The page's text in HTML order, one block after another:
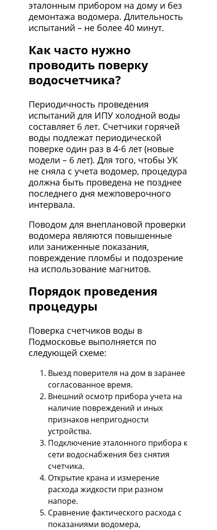
эталонным прибором на дому и без
демонтажа водомера. Длительность
испытаний – не более 40 минут.
Как часто нужно
проводить поверку
водосчетчика?
Периодичность проведения
испытаний для ИПУ холодной воды
составляет 6 лет. Счетчики горячей
воды подлежат периодической
поверке один раз в 4-6 лет (новые
модели – 6 лет). Для того, чтобы УК
не сняла с учета водомер, процедура
должна быть проведена не позднее
последнего дня межповерочного
интервала.
Поводом для внеплановой проверки
водомера являются повышенные
или заниженные показания,
повреждение пломбы и подозрение
на использование магнитов.
Порядок проведения
процедуры
Поверка счетчиков воды в
Подмосковье выполняется по
следующей схеме:
Выезд поверителя на дом в заранее
согласованное время.
Внешний осмотр прибора учета на
наличие повреждений и иных
признаков непригодности
устройства.
Подключение эталонного прибора к
сети водоснабжения без снятия
счетчика.
Открытие крана и измерение
расхода жидкости при разном
напоре.
Сравнение фактического расхода с
показаниями водомера,